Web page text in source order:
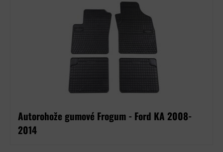
Autorohože gumové Frogum - Ford KA 2008-
2014